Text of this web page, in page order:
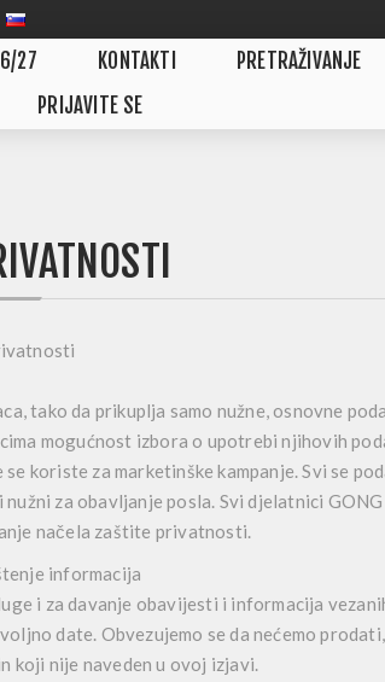
27 KONTAKTI
PRETRAŽIVANJE
PRIJAVITE SE
tako da prikuplja samo nužne, osnovne
mogućnost izbora o upotrebi njihovih
koriste za marketinške kampanje. Svi se
za obavljanje posla. Svi djelatnici
načela zaštite privatnosti.
informacija
i za davanje obavijesti i informacija
date. Obvezujemo se da nećemo
koji nije naveden u ovoj izjavi.